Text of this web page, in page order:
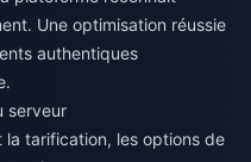
Une optimisation réussie
authentiques
serveur
la tarification, les options de